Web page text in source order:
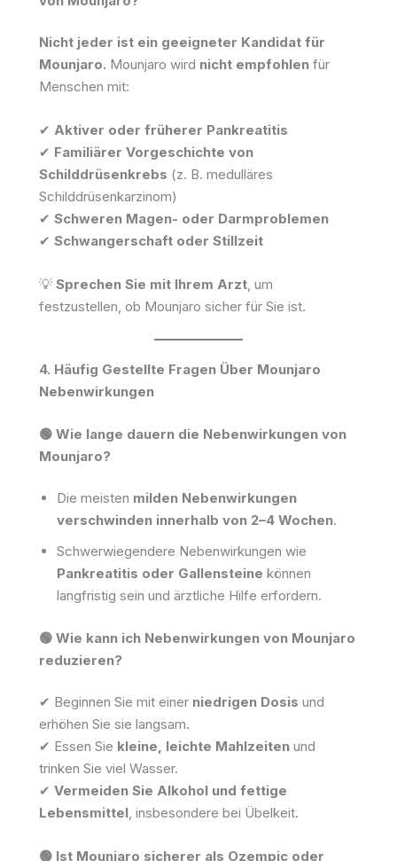
Nicht jeder ist ein geeigneter Kandidat für
Mounjaro. Mounjaro wird nicht empfohlen für
Menschen mit:
✔ Aktiver oder früherer Pankreatitis
✔ Familiärer Vorgeschichte von
Schilddrüsenkrebs (z. B. medulläres
Schilddrüsenkarzinom)
✔ Schweren Magen- oder Darmproblemen
✔ Schwangerschaft oder Stillzeit
💡 Sprechen Sie mit Ihrem Arzt, um
festzustellen, ob Mounjaro sicher für Sie ist.
4. Häufig Gestellte Fragen Über Mounjaro
Nebenwirkungen
🟢 Wie lange dauern die Nebenwirkungen von
Mounjaro?
Die meisten milden Nebenwirkungen
verschwinden innerhalb von 2–4 Wochen.
Schwerwiegendere Nebenwirkungen wie
Pankreatitis oder Gallensteine können
langfristig sein und ärztliche Hilfe erfordern.
🟢 Wie kann ich Nebenwirkungen von Mounjaro
reduzieren?
✔ Beginnen Sie mit einer niedrigen Dosis und
erhöhen Sie sie langsam.
✔ Essen Sie kleine, leichte Mahlzeiten und
trinken Sie viel Wasser.
✔ Vermeiden Sie Alkohol und fettige
Lebensmittel, insbesondere bei Übelkeit.
🟢 Ist Mounjaro sicherer als Ozempic oder